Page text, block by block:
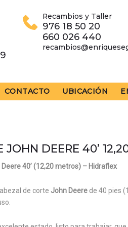
Recambios y Taller
976 18 50 20
660 026 440
CONTACTO UBICACIÓN
JOHN DEERE 40’
40’ (12,20 metros) – Hidraflex
de corte John Deerede 40 pies